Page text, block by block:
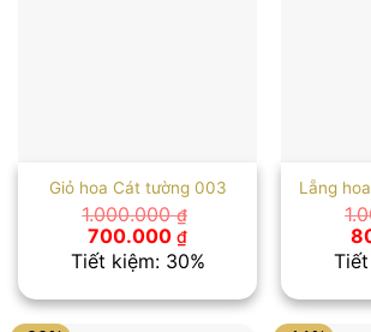
Giỏ hoa Cát tường 003
1.000.000₫
Giá
gốc
là:
700.000 ₫Giá
hiện
tại
700.000 ₫.
Tiết kiệm: 30%
Lẵng
là: